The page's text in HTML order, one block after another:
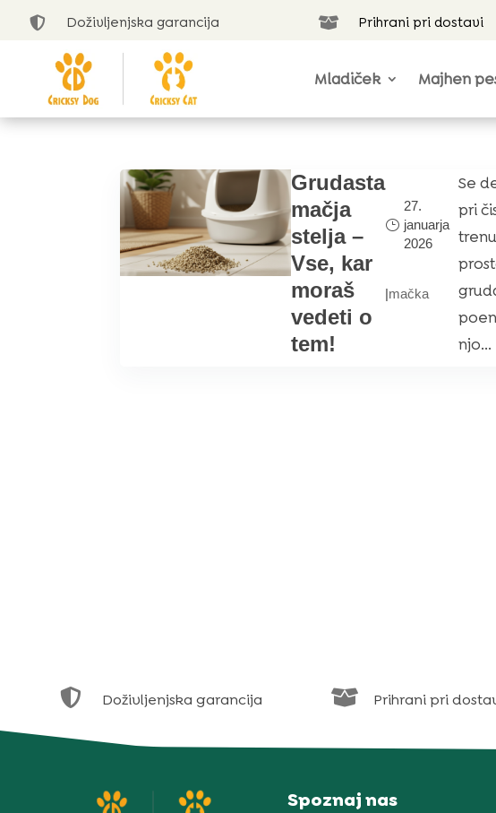
 Doživljenjska garancija  Prihrani pri dostavi
Mladiček Majhen
Grudasta
mačja
stelja –
Vse, kar
moraš
vedeti o
tem!
27.
januarja
2026
|mačka
Se
pri
njo...
 Doživljenjska garancija  Prihrani pri
Spoznaj nas